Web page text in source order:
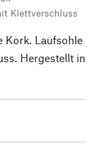
Klettverschluss
Kork. Laufsohle
Hergestellt in